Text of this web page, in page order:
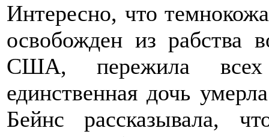
Интересно, что
освобожден из рабства
США, пережила всех
единственная дочь
Бейнс рассказывала,